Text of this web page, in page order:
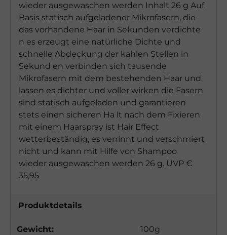
wieder ausgewaschen werden Inhalt 26 g Auf
Basis statisch aufgeladener Mikrofasern, die
das vorhandene Haar in Sekunden verdichte
n es erzeugt eine natürliche Dichte und
schnelle Abdeckung der kahlen Stellen in
Sekund en verbinden sich tausende
Mikrofasern mit dem bestehenden Haar und
lassen es dichter und voller wirken die Fasern
sind statisch aufgeladen und garantieren
stets einen sicheren Ha lt nach dem Fixieren
mit einem Haarspray ist Hair Effect
wetterbeständig, es verrinnt und verschmiert
nicht und kann mit Hilfe von Shampoo
wieder ausgewaschen werden 26 g. UVP €
35,95
Produktdetails
Gewicht: 100g